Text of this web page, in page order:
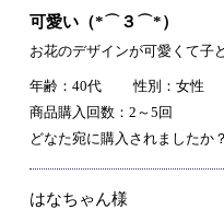
可愛い（*⌒３⌒*）
お花のデザインが可愛くて子
年齢：40代
性別：女性
商品購入回数：2～5回
どなた宛に購入されましたか
はなちゃん様